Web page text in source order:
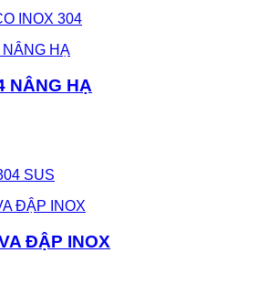
INOX 304
NÂNG HẠ
SUS
ĐẬP INOX